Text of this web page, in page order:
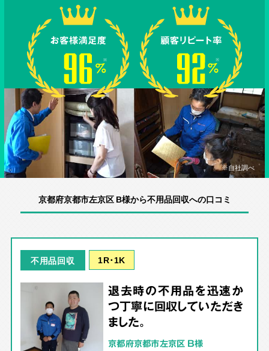
※自社調べ
京都府京都市左京区 B様から不用品回収への口コミ
不用品回収 1R･1K
退去時の不用品を迅速か
つ丁寧に回収していただき
ました。
京都府京都市左京区 B様